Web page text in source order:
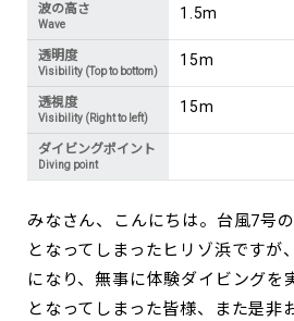
波の高さ
Wave
1.5m
透明度
Visibility (Top to bottom)
15m
透視度
Visibility (Right to left)
15m
ダイビングポイント
Diving point
みなさん、こんにちは。台風7号
となってしまったヒリゾ浜ですが
になり、無事に体験ダイビングを
となってしまった皆様、また是非